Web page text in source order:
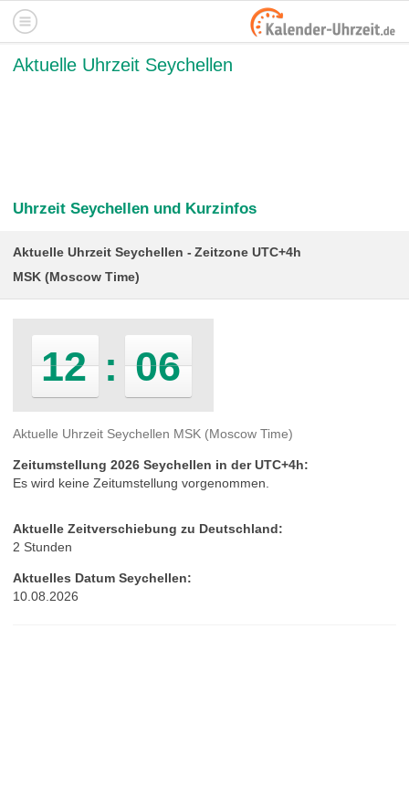
Aktuelle Uhrzeit Seychellen
Uhrzeit Seychellen und Kurzinfos
Aktuelle Uhrzeit Seychellen Zeitzone UTC+4h
MSK (Moscow Time)
12 : 06
Aktuelle Uhrzeit Seychellen MSK (Moscow Time)
Zeitumstellung 2026 Seychellen in der UTC+4h:
Es wird keine Zeitumstellung vorgenommen.
Aktuelle Zeitverschiebung zu Deutschland:
2 Stunden
Aktuelles Datum Seychellen:
10.08.2026